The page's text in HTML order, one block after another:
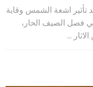
اشعة الشمس وقاية
في فصل الصيف الحار،
...